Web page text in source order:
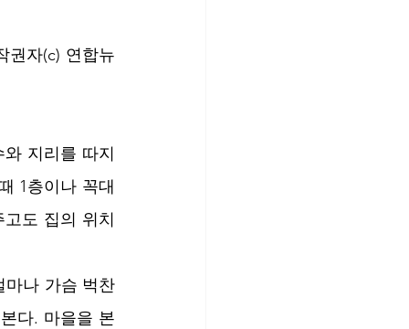
권자(c) 연합뉴
지리를 따지
1층이나 꼭대
도 집의 위치
마나 가슴 벅찬
다. 마을을 본